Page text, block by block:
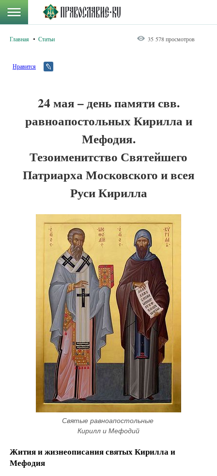
Главная Статьи 35 578 просмотров
Нравится
24 мая – день памяти свв.
равноапостольных Кирилла и
Мефодия.
Тезоименитство Святейшего
Патриарха Московского и всея
Руси Кирилла
Святые равноапостольные
Кирилл и Мефодий
Жития и жизнеописания святых Кирилла и
Мефодия